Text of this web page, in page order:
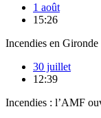
1 août
15:26
Incendies en Gironde
30 juillet
12:39
Incendies : l’AMF